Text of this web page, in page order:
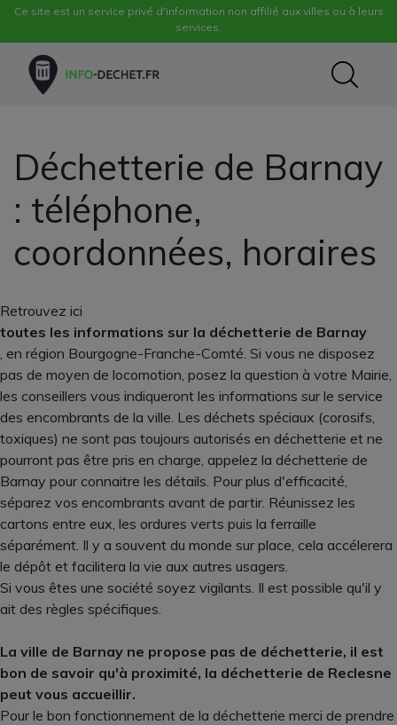
Ce site est un service privé d'information non affilié aux villes ou à leurs
services.
Déchetterie de Barnay
: téléphone,
coordonnées, horaires
Retrouvez ici
toutes les informations sur la déchetterie de Barnay
, en région Bourgogne-Franche-Comté. Si vous ne disposez
pas de moyen de locomotion, posez la question à votre Mairie,
les conseillers vous indiqueront les informations sur le service
des encombrants de la ville. Les déchets spéciaux (corosifs,
toxiques) ne sont pas toujours autorisés en déchetterie et ne
pourront pas être pris en charge, appelez la déchetterie de
Barnay pour connaitre les détails. Pour plus d'efficacité,
séparez vos encombrants avant de partir. Réunissez les
cartons entre eux, les ordures verts puis la ferraille
séparément. Il y a souvent du monde sur place, cela accélerera
le dépôt et facilitera la vie aux autres usagers.
Si vous êtes une société soyez vigilants. Il est possible qu'il y
ait des règles spécifiques.
La ville de Barnay ne propose pas de déchetterie, il est
bon de savoir qu'à proximité, la déchetterie de Reclesne
peut vous accueillir.
Pour le bon fonctionnement de la déchetterie merci de prendre